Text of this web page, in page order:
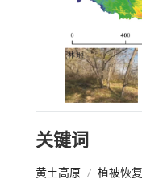
关键词
黄土高原 / 植被恢复